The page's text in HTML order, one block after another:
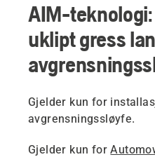
AIM-
uklipt gress
Gjelder kun for
avgrensningssløyfe.
Gjelder kun for